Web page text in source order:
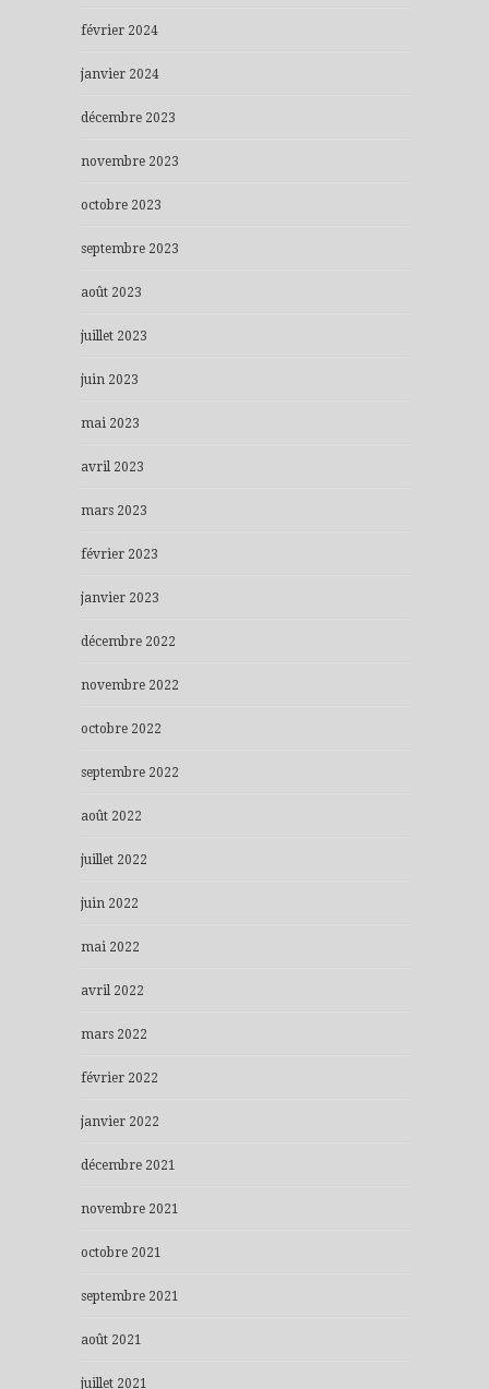
février 2024
janvier 2024
décembre 2023
novembre 2023
octobre 2023
septembre 2023
août 2023
juillet 2023
juin 2023
mai 2023
avril 2023
mars 2023
février 2023
janvier 2023
décembre 2022
novembre 2022
octobre 2022
septembre 2022
août 2022
juillet 2022
juin 2022
mai 2022
avril 2022
mars 2022
février 2022
janvier 2022
décembre 2021
novembre 2021
octobre 2021
septembre 2021
août 2021
juillet 2021